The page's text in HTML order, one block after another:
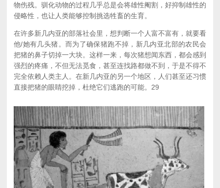
物伤残。驯化动物的过程几乎总是会将雄性阉割，好抑制雄性的
侵略性，也让人类能够控制挑选牲畜的生育。
在许多新几内亚的部落社会里，想判断一个人富不富有，就要看
他/她有几头猪。而为了确保猪跑不掉，新几内亚北部的农民会
把猪的鼻子切掉一大块。这样一来，每次猪想闻东西，都会感到
强烈的疼痛，不但无法觅食，甚至连找路都做不到，于是不得不
完全依赖人类主人。在新几内亚的另一个地区，人们甚至还习惯
直接把猪的眼睛挖掉，杜绝它们逃跑的可能。 29